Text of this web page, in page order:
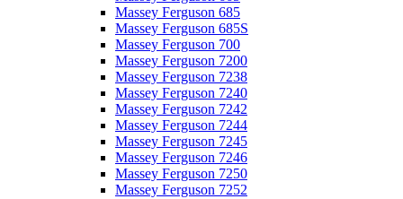
Massey Ferguson 685
Massey Ferguson 685S
Massey Ferguson 700
Massey Ferguson 7200
Massey Ferguson 7238
Massey Ferguson 7240
Massey Ferguson 7242
Massey Ferguson 7244
Massey Ferguson 7245
Massey Ferguson 7246
Massey Ferguson 7250
Massey Ferguson 7252